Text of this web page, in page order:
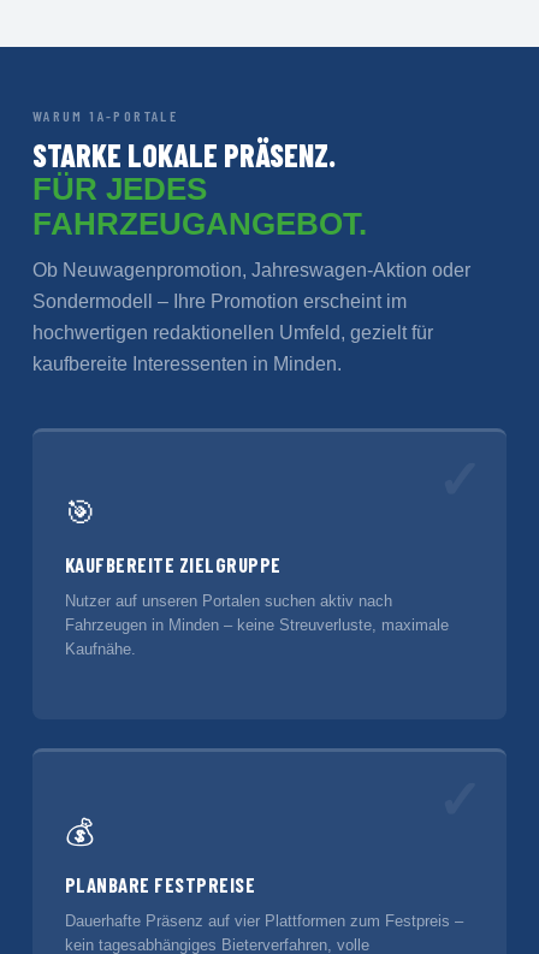
WARUM 1A-PORTALE
STARKE LOKALE PRÄSENZ.
FÜR JEDES
FAHRZEUGANGEBOT.
Ob Neuwagenpromotion, Jahreswagen-Aktion oder
Sondermodell – Ihre Promotion erscheint im
hochwertigen redaktionellen Umfeld, gezielt für
kaufbereite Interessenten in Minden.
🎯
KAUFBEREITE ZIELGRUPPE
Nutzer auf unseren Portalen suchen aktiv nach
Fahrzeugen in Minden – keine Streuverluste, maximale
Kaufnähe.
💰
PLANBARE FESTPREISE
Dauerhafte Präsenz auf vier Plattformen zum Festpreis –
kein tagesabhängiges Bieterverfahren, volle